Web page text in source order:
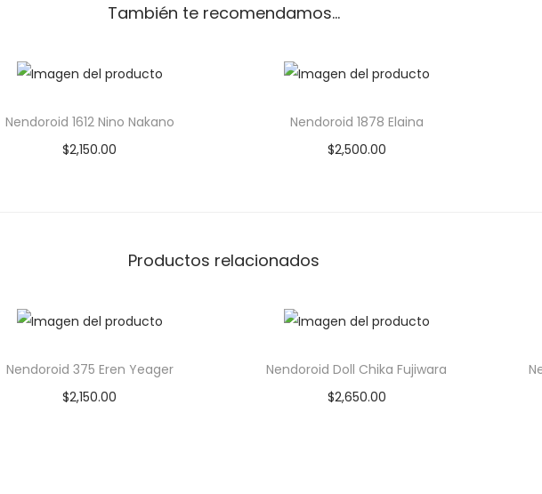
También te recomendamos…
Nendoroid 1612 Nino Nakano
$2,150.00
Nendoroid 1878 Elaina
$2,500.00
Productos relacionados
Nendoroid 375 Eren Yeager
$2,150.00
Nendoroid Doll Chika Fujiwara
$2,650.00